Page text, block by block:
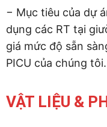
− Mục tiêu của dự
dụng các RT tại
giá mức độ sẵn
PICU của chúng tôi.
VẬT LIỆU &